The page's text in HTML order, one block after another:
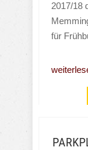
2017/18
für